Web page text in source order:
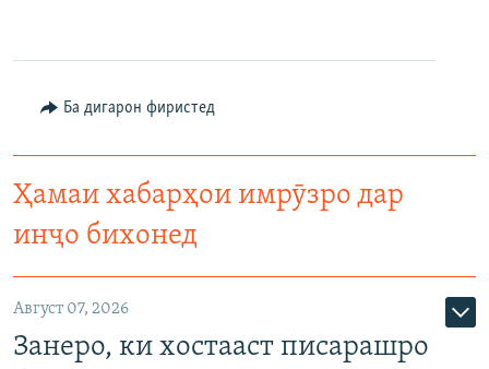
Ба дигарон фиристед
Ҳамаи хабарҳои имрӯзро дар
инҷо бихонед
Август 07, 2026
Занеро, ки хостааст писарашро